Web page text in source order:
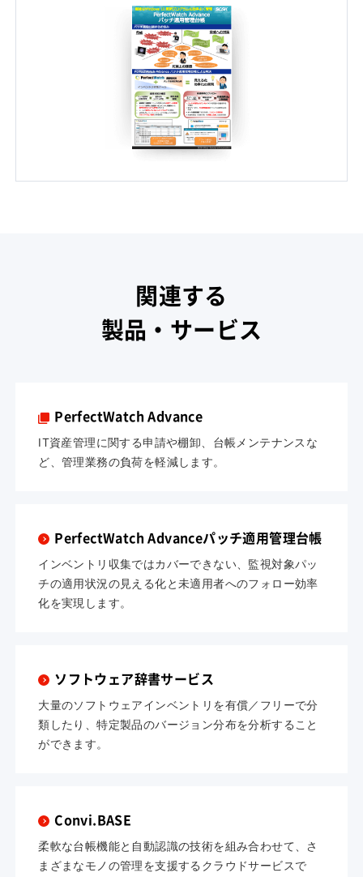
関連する
製品・サービス
PerfectWatch Advance
IT資産管理に関する申請や棚卸、台帳メンテナンスな
ど、管理業務の負荷を軽減します。
PerfectWatch Advanceパッチ適用管理台帳
インベントリ収集ではカバーできない、監視対象パッ
チの適用状況の見える化と未適用者へのフォロー効率
化を実現します。
ソフトウェア辞書サービス
大量のソフトウェアインベントリを有償／フリーで分
類したり、特定製品のバージョン分布を分析すること
ができます。
Convi.BASE
柔軟な台帳機能と自動認識の技術を組み合わせて、さ
まざまなモノの管理を支援するクラウドサービスで